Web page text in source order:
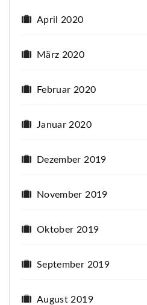
April 2020
März 2020
Februar 2020
Januar 2020
Dezember 2019
November 2019
Oktober 2019
September 2019
August 2019